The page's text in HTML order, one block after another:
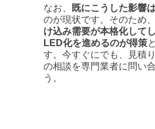
なお、
既にこうした影響
のが現状です。そのため、
け込み需要が本格化して
LED化を進めるのが得策
す。今すぐにでも、見積
の相談を専門業者に問い
う。